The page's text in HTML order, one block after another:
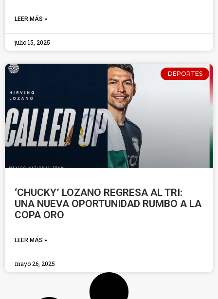
LEER MÁS »
julio 15, 2025
DEPORTES
‘CHUCKY’ LOZANO REGRESA AL TRI:
UNA NUEVA OPORTUNIDAD RUMBO A LA
COPA ORO
LEER MÁS »
mayo 26, 2025